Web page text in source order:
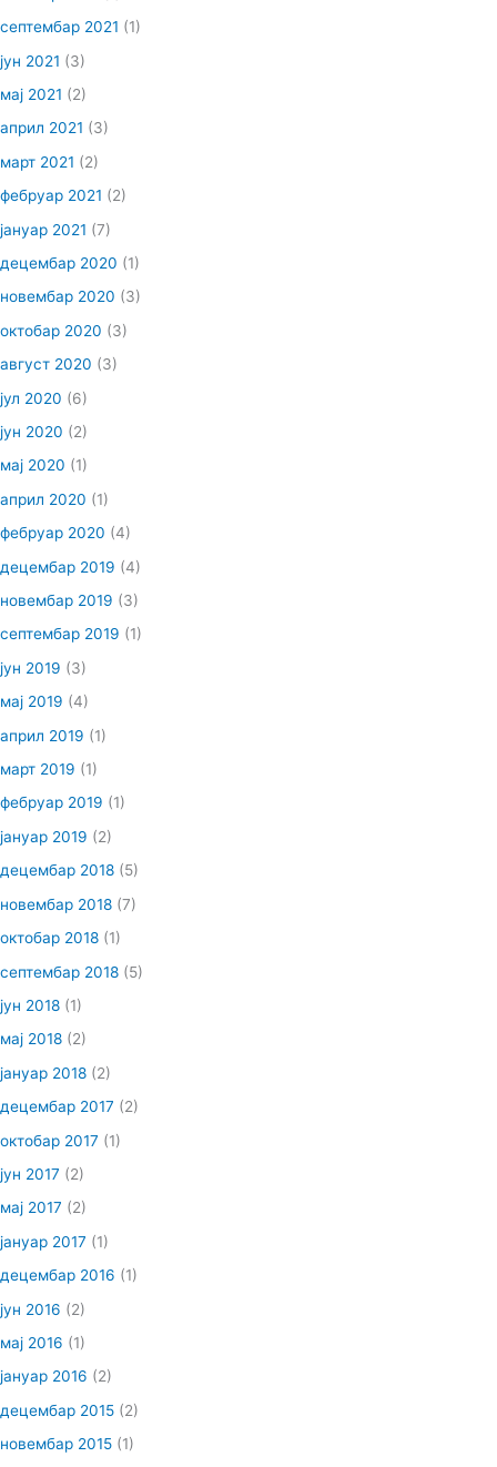
септембар 2021 (1)
јун 2021 (3)
мај 2021 (2)
април 2021 (3)
март 2021 (2)
фебруар 2021 (2)
јануар 2021 (7)
децембар 2020 (1)
новембар 2020 (3)
октобар 2020 (3)
август 2020 (3)
јул 2020 (6)
јун 2020 (2)
мај 2020 (1)
април 2020 (1)
фебруар 2020 (4)
децембар 2019 (4)
новембар 2019 (3)
септембар 2019 (1)
јун 2019 (3)
мај 2019 (4)
април 2019 (1)
март 2019 (1)
фебруар 2019 (1)
јануар 2019 (2)
децембар 2018 (5)
новембар 2018 (7)
октобар 2018 (1)
септембар 2018 (5)
јун 2018 (1)
мај 2018 (2)
јануар 2018 (2)
децембар 2017 (2)
октобар 2017 (1)
јун 2017 (2)
мај 2017 (2)
јануар 2017 (1)
децембар 2016 (1)
јун 2016 (2)
мај 2016 (1)
јануар 2016 (2)
децембар 2015 (2)
новембар 2015 (1)